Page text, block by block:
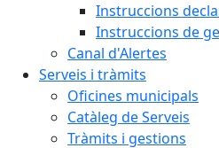
Instruccions
Instruccions de
Canal d'Alertes
Serveis i tràmits
Oficines municipals
Catàleg de Serveis
Tràmits i gestions